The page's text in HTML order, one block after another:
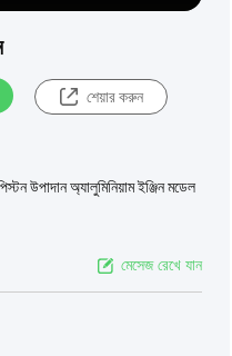
শেয়ার করুন
অ্যালুমিনিয়াম ইঞ্জিন মডেল
মেসেজ রেখে যান